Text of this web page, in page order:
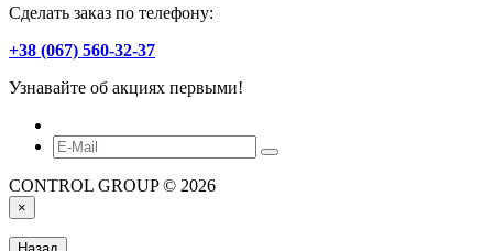
Сделать заказ по телефону:
+38 (067) 560-32-37
Узнавайте об акциях первыми!
CONTROL GROUP © 2026
×